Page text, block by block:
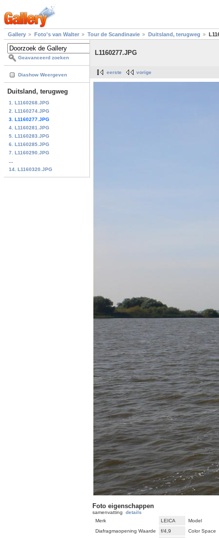
Gallery Foto's van Walter Tour de Scandinavie Duitsland, terugweg
Geavanceerd zoeken
Diashow Weergeven
Duitsland, terugweg
1. L1160268.JPG
2. L1160274.JPG
3. L1160277.JPG
4. L1160281.JPG
5. L1160283.JPG
6. L1160285.JPG
7. L1160290.JPG
14. L1160320.JPG
L1160277.JPG
eerste vorige
Foto eigenschappen
samenvatting details
Merk
LEICA
Model
Diafragmaopening Waarde
f/4,9
Color Space